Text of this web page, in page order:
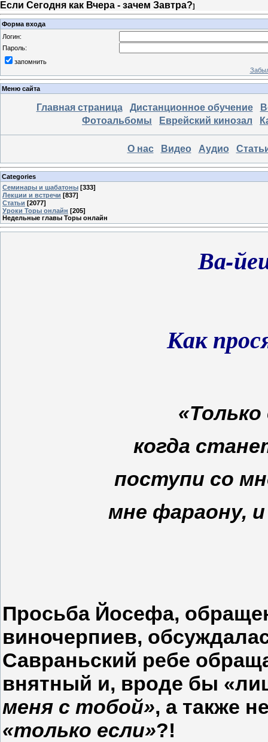
Если Сегодня как Вчера - зачем Завтра?]
Форма входа
Логин:
Пароль:
запомнить
Меню сайта
Главная страница Дистанционное обучение
Фотоальбомы
Еврейский кинозал
О нас Видео Аудио
Categories
Семинары и шабатоны [333]
Лекции и встречи [837]
Статьи [2077]
Уроки Торы онлайн [205]
Недельные главы Торы онлайн
Ва-
Как
когда
поступи со
мне фараону,
Просьба Йосефа,
виночерпиев,
Савраньский ребе
внятный и, вроде бы
меня с тобой», а также
«только если»?!